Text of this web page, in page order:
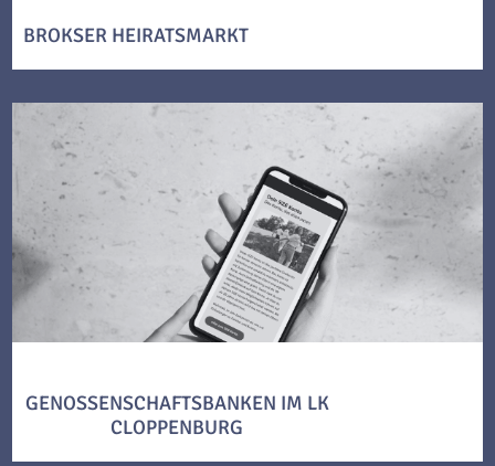
BROKSER HEIRATSMARKT
GENOSSENSCHAFTSBANKEN IM LK
CLOPPENBURG